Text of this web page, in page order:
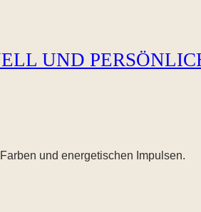
UND
und energetischen Impulsen.